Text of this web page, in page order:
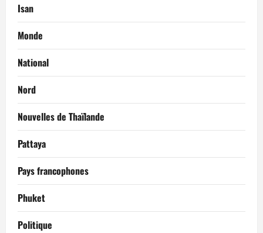
Isan
Monde
National
Nord
Nouvelles de Thaïlande
Pattaya
Pays francophones
Phuket
Politique